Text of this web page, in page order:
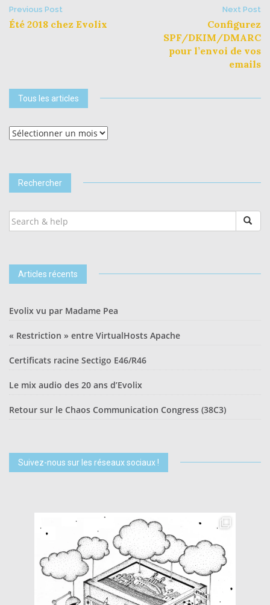
Post
Previous Post
Été 2018 chez Evolix
Next Post
Configurez
SPF/DKIM/DMARC
pour l’envoi de vos
emails
Tous les articles
Tous
les
Rechercher
SEARCH
FOR:
Articles récents
Evolix vu par Madame Pea
« Restriction » entre VirtualHosts Apache
Certificats racine Sectigo E46/R46
Le mix audio des 20 ans d’Evolix
Retour sur le Chaos Communication Congress (38C3)
Suivez-nous sur les réseaux sociaux !